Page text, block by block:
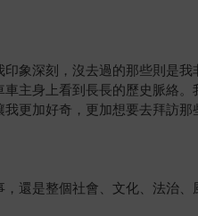
象深刻，沒去過的那些則是
主身上看到長長的歷史脈絡
更加好奇，更加想要去拜訪那
還是整個社會、文化、法治、